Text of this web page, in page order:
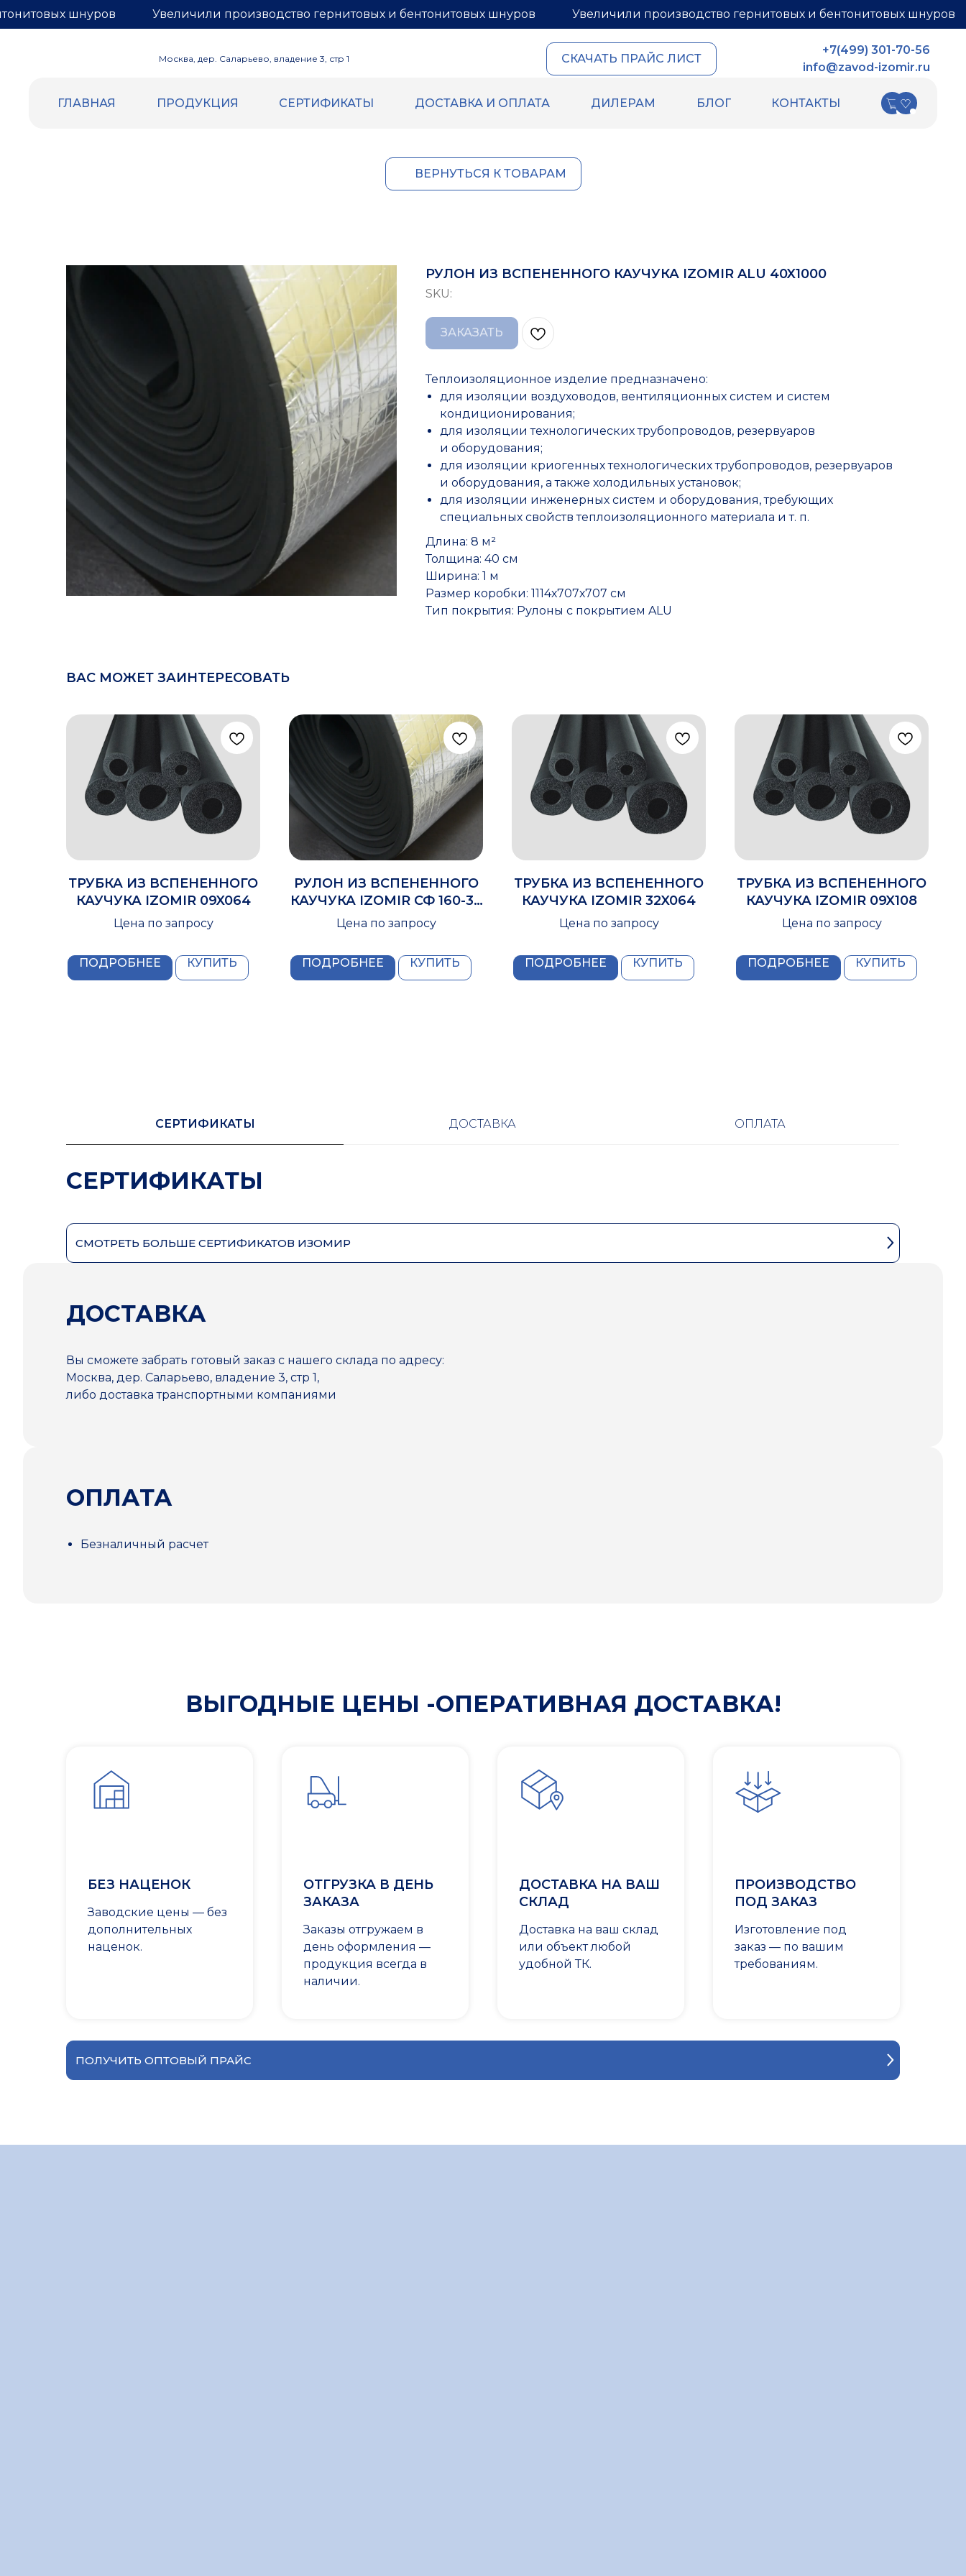
Увеличили производство гернитовых и бентонитовых шнуров
шнуров Увеличили производство гернитовых и бентонитовых шнуров
Москва, дер. Саларьево, владение 3, стр 1 СКАЧАТЬ ПРАЙС ЛИСТ
+7(499) 301-70-56
info@zavod-izomir.ru
ГЛАВНАЯ ПРОДУКЦИЯ СЕРТИФИКАТЫ ДОСТАВКА И ОПЛАТА ДИЛЕРАМ БЛОГ КОНТАКТЫ
ВЕРНУТЬСЯ К ТОВАРАМ
РУЛОН ИЗ ВСПЕНЕННОГО КАУЧУКА IZOMIR ALU 40X1000
SKU:
ЗАКАЗАТЬ
Теплоизоляционное изделие предназначено:
для изоляции воздуховодов, вентиляционных систем и систем
кондиционирования;
для изоляции технологических трубопроводов, резервуаров
и оборудования;
для изоляции криогенных технологических трубопроводов, резервуаров
и оборудования, а также холодильных установок;
для изоляции инженерных систем и оборудования, требующих
специальных свойств теплоизоляционного материала и т. п.
Длина: 8 м²
Толщина: 40 см
Ширина: 1 м
Размер коробки: 1114х707х707 см
Тип покрытия: Рулоны с покрытием ALU
ВАС МОЖЕТ ЗАИНТЕРЕСОВАТЬ
ТРУБКА ИЗ ВСПЕНЕННОГО
КАУЧУКА IZOMIR 09X064
Цена по запросу
ПОДРОБНЕЕ КУПИТЬ
РУЛОН ИЗ ВСПЕНЕННОГО
КАУЧУКА IZOMIR СФ 160-35
40X1000
Цена по запросу
ПОДРОБНЕЕ КУПИТЬ
ТРУБКА ИЗ ВСПЕНЕННОГО
КАУЧУКА IZOMIR 32X064
Цена по запросу
ПОДРОБНЕЕ КУПИТЬ
ТРУБКА ИЗ ВСПЕНЕННОГО
КАУЧУКА IZOMIR 09X108
Цена по запросу
ПОДРОБНЕЕ КУПИТЬ
СЕРТИФИКАТЫ ДОСТАВКА ОПЛАТА
СЕРТИФИКАТЫ
СМОТРЕТЬ БОЛЬШЕ СЕРТИФИКАТОВ ИЗОМИР
ДОСТАВКА
Вы сможете забрать готовый заказ с нашего склада по адресу:
Москва, дер. Саларьево, владение 3, стр 1,
либо доставка транспортными компаниями
ОПЛАТА
Безналичный расчет
ВЫГОДНЫЕ ЦЕНЫ -ОПЕРАТИВНАЯ ДОСТАВКА!
БЕЗ НАЦЕНОК
Заводские цены — без
дополнительных
наценок.
ОТГРУЗКА В ДЕНЬ
ЗАКАЗА
Заказы отгружаем в
день оформления —
продукция всегда в
наличии.
ДОСТАВКА НА ВАШ
СКЛАД
Доставка на ваш склад
или объект любой
удобной ТК.
ПРОИЗВОДСТВО
ПОД ЗАКАЗ
Изготовление под
заказ — по вашим
требованиям.
ПОЛУЧИТЬ ОПТОВЫЙ ПРАЙС
Отражающая изоляция (Фольга |
Подложка под теплый пол (Лавсан |
Мастика для межпанельных швов
Герметик «тёплый шов» для
деревянного дома
Korall
Уплотнительный шнур HOT ROD XL